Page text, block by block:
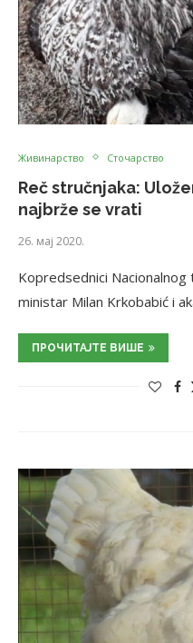
Живинарство Сточарство
Reč stručnjaka:
najbrže se vrati
26. мај 2020.
Kopredsednici
ministar Milan Krkobabić i
ПРОЧИТАЈТЕ ВИШЕ